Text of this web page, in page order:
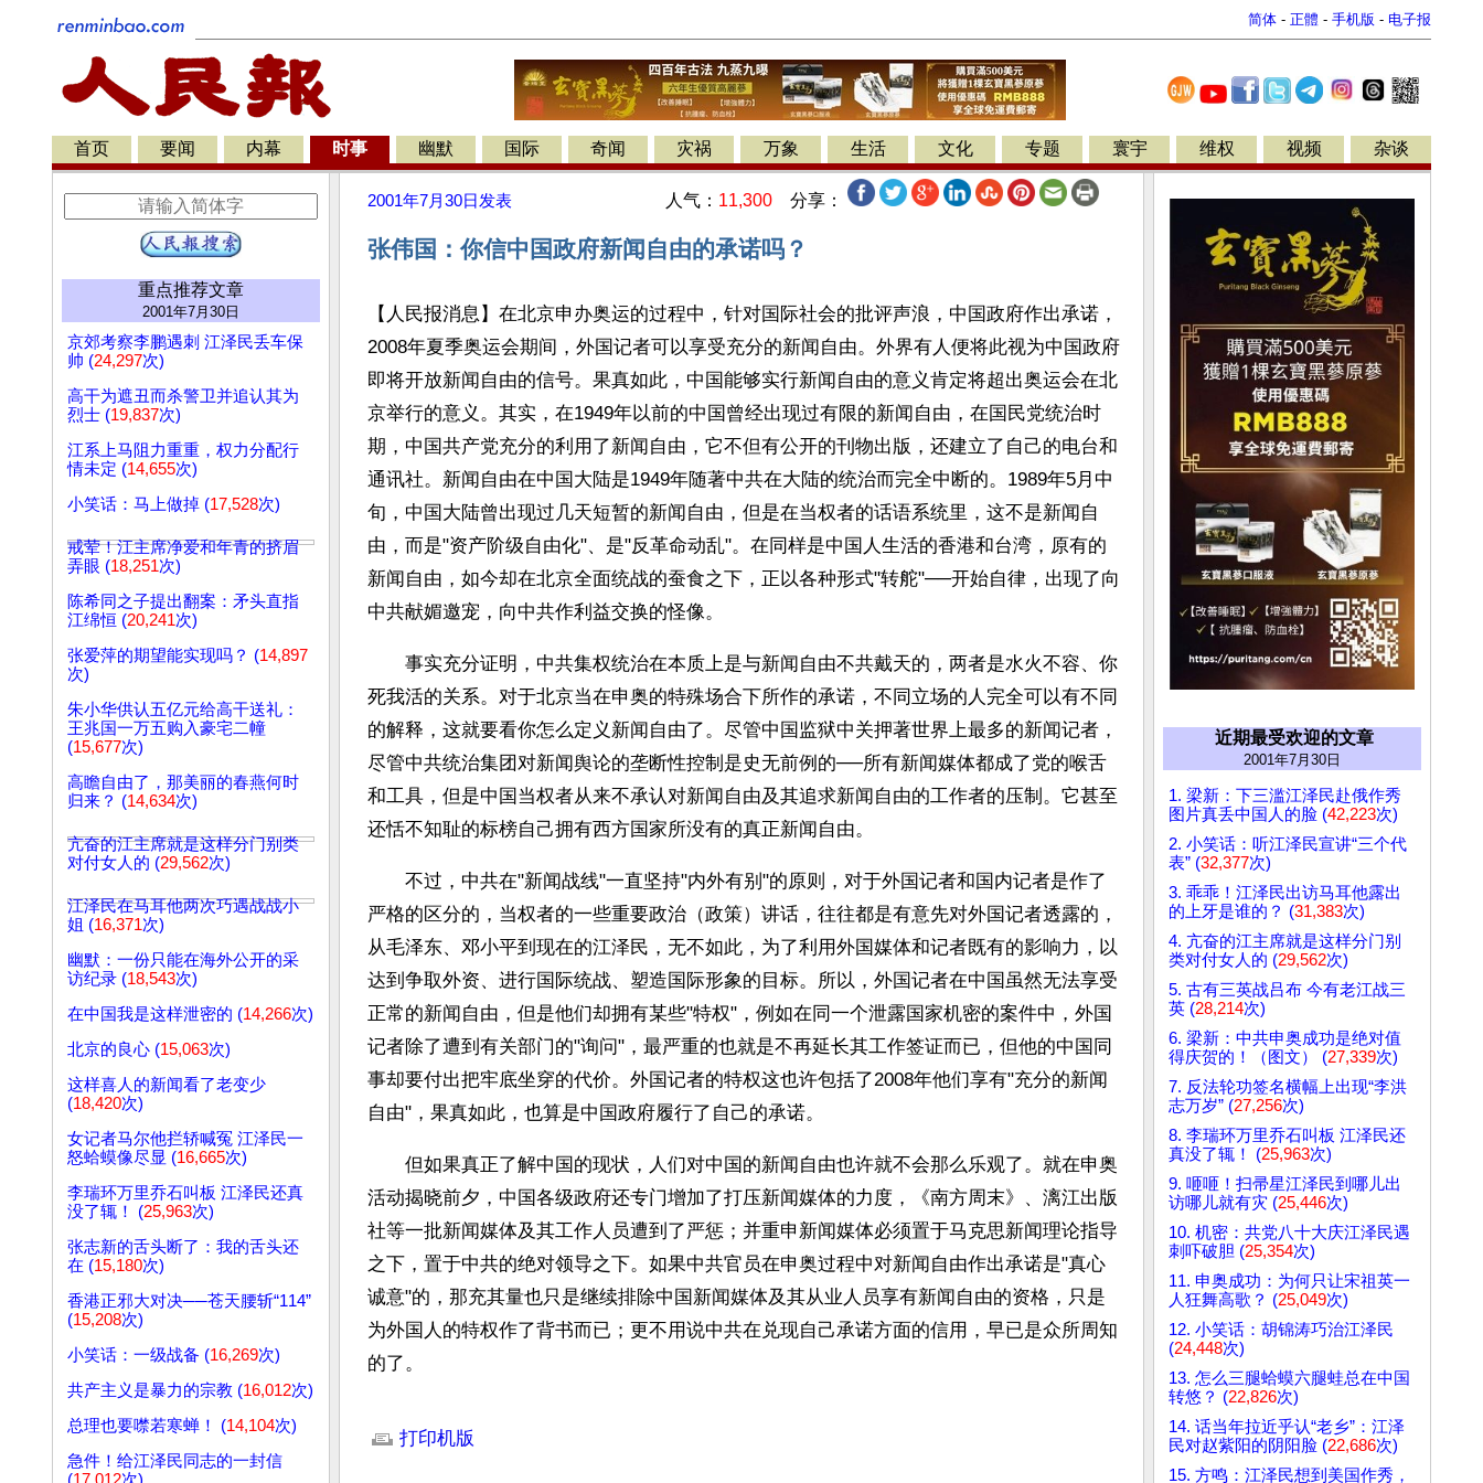
简体 - 正體 - 手机版 - 电子报
首页 要闻 内幕 时事 幽默 国际 奇闻 灾祸 万象 生活 文化 专题 寰宇 维权 视频 杂谈
重点推荐文章
2001年7月30日
京郊考察李鹏遇刺 江泽民丢车保
帅 (24,297次)
高干为遮丑而杀警卫并追认其为
烈士 (19,837次)
江系上马阻力重重，权力分配行
情未定 (14,655次)
小笑话：马上做掉 (17,528次)
戒荤！江主席净爱和年青的挤眉
弄眼 (18,251次)
陈希同之子提出翻案：矛头直指
江绵恒 (20,241次)
张爱萍的期望能实现吗？ (14,897
次)
朱小华供认五亿元给高干送礼：
王兆国一万五购入豪宅二幢
(15,677次)
高瞻自由了，那美丽的春燕何时
归来？ (14,634次)
亢奋的江主席就是这样分门别类
对付女人的 (29,562次)
江泽民在马耳他两次巧遇战战小
姐 (16,371次)
幽默：一份只能在海外公开的采
访纪录 (18,543次)
在中国我是这样泄密的 (14,266次)
北京的良心 (15,063次)
这样喜人的新闻看了老变少
(18,420次)
女记者马尔他拦轿喊冤 江泽民一
怒蛤蟆像尽显 (16,665次)
李瑞环万里乔石叫板 江泽民还真
没了辄！ (25,963次)
张志新的舌头断了：我的舌头还
在 (15,180次)
香港正邪大对决──苍天腰斩“114”
(15,208次)
小笑话：一级战备 (16,269次)
共产主义是暴力的宗教 (16,012次)
总理也要噤若寒蝉！ (14,104次)
急件！给江泽民同志的一封信
2001年7月30日 发表 人气： 11,300 分享：
张伟国：你信中国政府新闻自由的承诺吗？
【人民报消息】在北京申办奥运的过程中，针对国际社会的批评声浪，中国政府作出承诺，
2008年夏季奥运会期间，外国记者可以享受充分的新闻自由。外界有人便将此视为中国政府
即将开放新闻自由的信号。果真如此，中国能够实行新闻自由的意义肯定将超出奥运会在北
京举行的意义。其实，在1949年以前的中国曾经出现过有限的新闻自由，在国民党统治时
期，中国共产党充分的利用了新闻自由，它不但有公开的刊物出版，还建立了自己的电台和
通讯社。新闻自由在中国大陆是1949年随著中共在大陆的统治而完全中断的。1989年5月中
旬，中国大陆曾出现过几天短暂的新闻自由，但是在当权者的话语系统里，这不是新闻自
由，而是"资产阶级自由化"、是"反革命动乱"。在同样是中国人生活的香港和台湾，原有的
新闻自由，如今却在北京全面统战的蚕食之下，正以各种形式"转舵"──开始自律，出现了向
中共献媚邀宠，向中共作利益交换的怪像。
事实充分证明，中共集权统治在本质上是与新闻自由不共戴天的，两者是水火不容、你
死我活的关系。对于北京当在申奥的特殊场合下所作的承诺，不同立场的人完全可以有不同
的解释，这就要看你怎么定义新闻自由了。尽管中国监狱中关押著世界上最多的新闻记者，
尽管中共统治集团对新闻舆论的垄断性控制是史无前例的──所有新闻媒体都成了党的喉舌
和工具，但是中国当权者从来不承认对新闻自由及其追求新闻自由的工作者的压制。它甚至
还恬不知耻的标榜自己拥有西方国家所没有的真正新闻自由。
不过，中共在"新闻战线"一直坚持"内外有别"的原则，对于外国记者和国内记者是作了
严格的区分的，当权者的一些重要政治（政策）讲话，往往都是有意先对外国记者透露的，
从毛泽东、邓小平到现在的江泽民，无不如此，为了利用外国媒体和记者既有的影响力，以
达到争取外资、进行国际统战、塑造国际形象的目标。所以，外国记者在中国虽然无法享受
正常的新闻自由，但是他们却拥有某些"特权"，例如在同一个泄露国家机密的案件中，外国
记者除了遭到有关部门的"询问"，最严重的也就是不再延长其工作签证而已，但他的中国同
事却要付出把牢底坐穿的代价。外国记者的特权这也许包括了2008年他们享有"充分的新闻
自由"，果真如此，也算是中国政府履行了自己的承诺。
但如果真正了解中国的现状，人们对中国的新闻自由也许就不会那么乐观了。就在申奥
活动揭晓前夕，中国各级政府还专门增加了打压新闻媒体的力度，《南方周末》、漓江出版
社等一批新闻媒体及其工作人员遭到了严惩；并重申新闻媒体必须置于马克思新闻理论指导
之下，置于中共的绝对领导之下。如果中共官员在申奥过程中对新闻自由作出承诺是"真心
诚意"的，那充其量也只是继续排除中国新闻媒体及其从业人员享有新闻自由的资格，只是
为外国人的特权作了背书而已；更不用说中共在兑现自己承诺方面的信用，早已是众所周知
的了。
打印机版
近期最受欢迎的文章
2001年7月30日
1. 梁新：下三滥江泽民赴俄作秀
图片真丢中国人的脸 (42,223次)
2. 小笑话：听江泽民宣讲“三个代
表” (32,377次)
3. 乖乖！江泽民出访马耳他露出
的上牙是谁的？ (31,383次)
4. 亢奋的江主席就是这样分门别
类对付女人的 (29,562次)
5. 古有三英战吕布 今有老江战三
英 (28,214次)
6. 梁新：中共申奥成功是绝对值
得庆贺的！（图文） (27,339次)
7. 反法轮功签名横幅上出现“李洪
志万岁” (27,256次)
8. 李瑞环万里乔石叫板 江泽民还
真没了辄！ (25,963次)
9. 咂咂！扫帚星江泽民到哪儿出
访哪儿就有灾 (25,446次)
10. 机密：共党八十大庆江泽民遇
刺吓破胆 (25,354次)
11. 申奥成功：为何只让宋祖英一
人狂舞高歌？ (25,049次)
12. 小笑话：胡锦涛巧治江泽民
(24,448次)
13. 怎么三腿蛤蟆六腿蛙总在中国
转悠？ (22,826次)
14. 话当年拉近乎认“老乡”：江泽
民对赵紫阳的阴阳脸 (22,686次)
15. 方鸣：江泽民想到美国作秀，